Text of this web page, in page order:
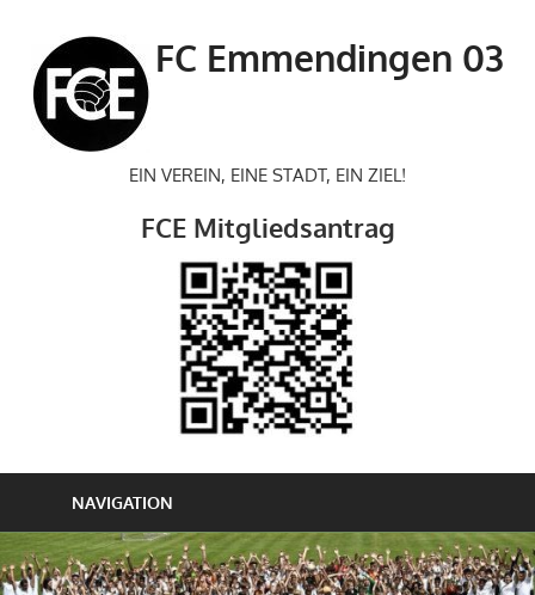
springen
FC Emmendingen 03
EIN VEREIN, EINE STADT, EIN ZIEL!
FCE Mitgliedsantrag
NAVIGATION